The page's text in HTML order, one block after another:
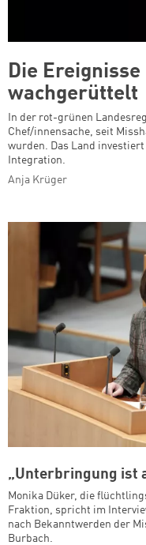
Die
wachgerüttelt
In der rot-grünen
Chef/innensache, seit
wurden. Das Land
Integration.
Anja Krüger
„Unterbringung ist
Monika Düker, die
Fraktion, spricht im
nach Bekanntwerden der
Burbach.